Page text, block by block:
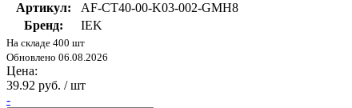
Артикул:
AF-CT40-00-K03-002-GMH8
Бренд:
IEK
На складе 400 шт
Обновлено 06.08.2026
Цена:
39.92 руб. / шт
-